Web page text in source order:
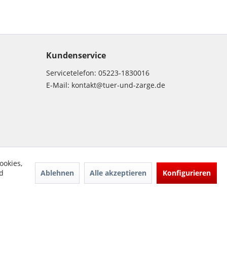
Kundenservice
Servicetelefon: 05223-1830016
E-Mail: kontakt@tuer-und-zarge.de
Ablehnen Alle akzeptieren Konfigurieren